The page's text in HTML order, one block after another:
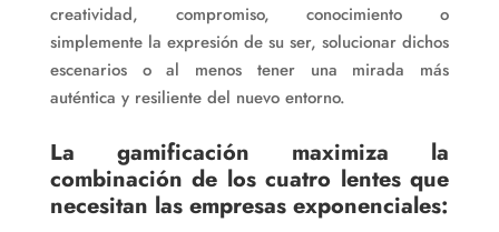
creatividad, compromiso, conocimiento o
simplemente la expresión de su ser, solucionar dichos
escenarios o al menos tener una mirada más
auténtica y resiliente del nuevo entorno.
La gamificación maximiza la
combinación de los cuatro lentes que
necesitan las empresas exponenciales: